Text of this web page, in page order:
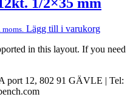
Lägg till i varukorg
in this layout. If you need
port 12, 802 91 GÄVLE | Tel: